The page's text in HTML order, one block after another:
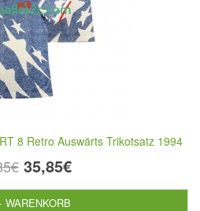
8 Retro Auswärts Trikotsatz 1994
35,85€
WARENKORB